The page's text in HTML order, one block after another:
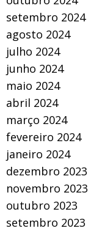
setembro 2024
agosto 2024
julho 2024
junho 2024
maio 2024
abril 2024
março 2024
fevereiro 2024
janeiro 2024
dezembro 2023
novembro 2023
outubro 2023
setembro 2023